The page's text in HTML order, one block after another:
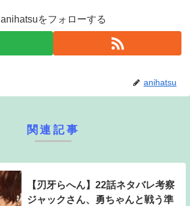
anihatsuをフォローする
anihatsu
関連記事
【刃牙らへん】22話ネタバレ考察
ジャックさん、勇ちゃんと戦う準